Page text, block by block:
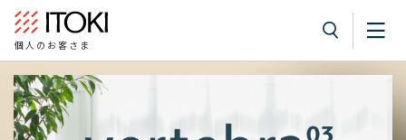
個人のお客さま